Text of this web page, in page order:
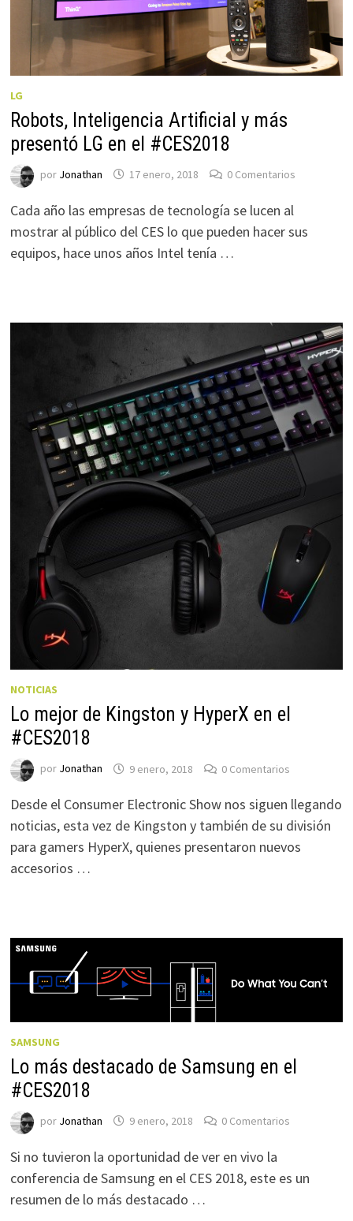
LG
Robots, Inteligencia Artificial y más
presentó LG en el #CES2018
por Jonathan 17 enero, 2018 0 Comentarios
Cada año las empresas de tecnología se lucen al
mostrar al público del CES lo que pueden hacer sus
equipos, hace unos años Intel tenía …
NOTICIAS
Lo mejor de Kingston y HyperX en el
#CES2018
por Jonathan 9 enero, 2018 0 Comentarios
Desde el Consumer Electronic Show nos siguen llegando
noticias, esta vez de Kingston y también de su división
para gamers HyperX, quienes presentaron nuevos
accesorios …
SAMSUNG
Lo más destacado de Samsung en el
#CES2018
por Jonathan 9 enero, 2018 0 Comentarios
Si no tuvieron la oportunidad de ver en vivo la
conferencia de Samsung en el CES 2018, este es un
resumen de lo más destacado …